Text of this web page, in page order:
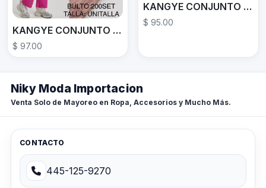
KANGYE CONJUNTO F-7275
$ 97.00
KANGYE CONJUNTO F-7279
$ 95.00
Niky Moda Importacion
Venta Solo de Mayoreo en Ropa, Accesorios y Mucho Más.
CONTACTO
445-125-9270